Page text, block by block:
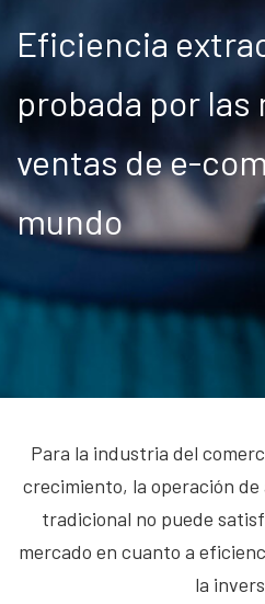
Eficiencia
probada por las
ventas de e-
mundo
Para la industria del
crecimiento, la operación
tradicional no puede
mercado en cuanto a
la